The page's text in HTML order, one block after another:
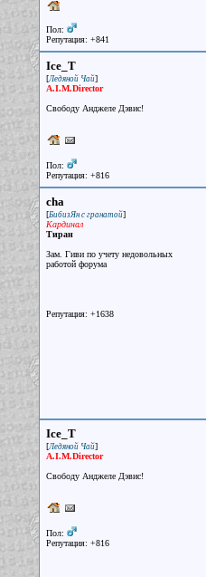
Пол:
Репутация: +841
Ice_T
[Ледяной Чай]
A.I.M.Director
Свободу Анджеле Дэвис!
Пол:
Репутация: +816
cha
[БибизЯн с гранатой]
Кардинал
Тиран
Зам. Гиви по учету недовольных
работой форума
Репутация: +1638
Ice_T
[Ледяной Чай]
A.I.M.Director
Свободу Анджеле Дэвис!
Пол:
Репутация: +816